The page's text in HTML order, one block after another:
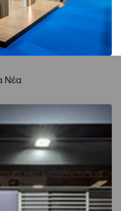
Νέα